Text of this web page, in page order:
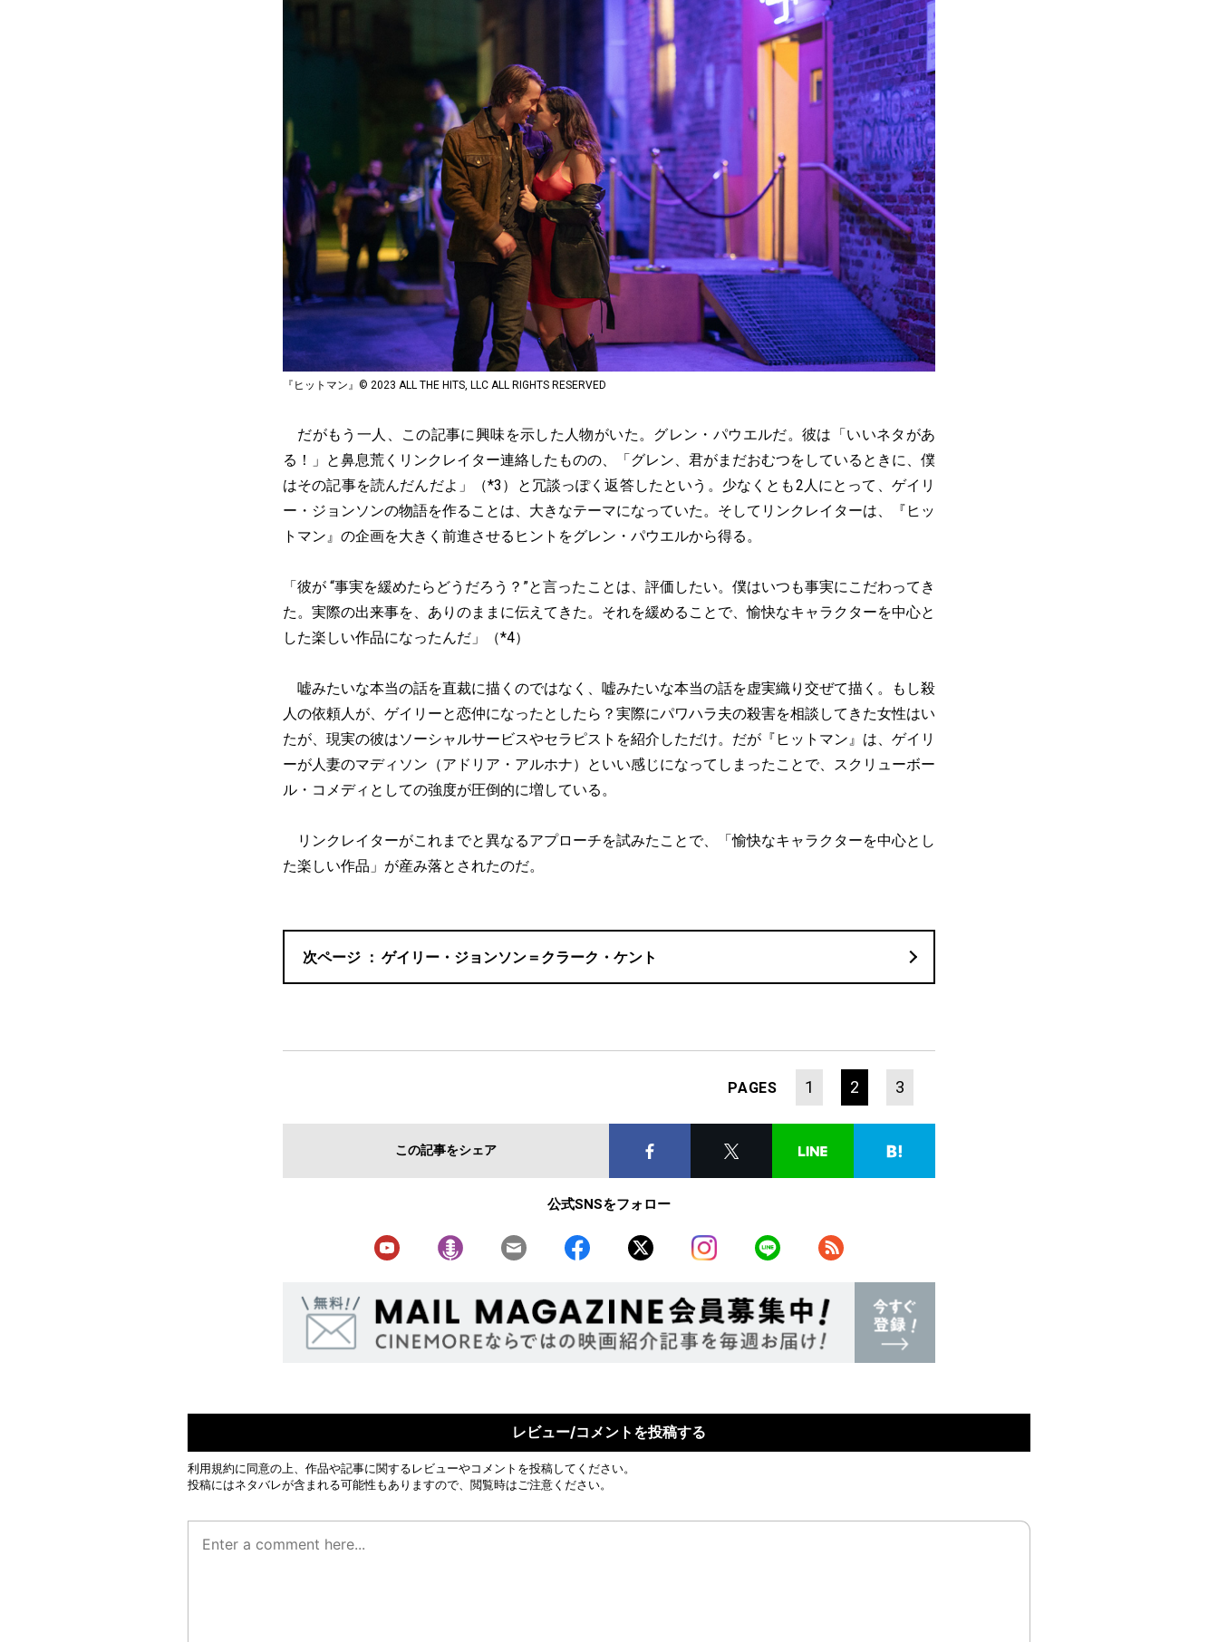
『ヒットマン』© 2023 ALL THE HITS, LLC ALL RIGHTS RESERVED
だがもう一人、この記事に興味を示した人物がいた。グレン・パウエルだ。彼は「いいネタがあ
る！」と鼻息荒くリンクレイター連絡したものの、「グレン、君がまだおむつをしているときに、僕
はその記事を読んだんだよ」（*3）と冗談っぽく返答したという。少なくとも2人にとって、ゲイリ
ー・ジョンソンの物語を作ることは、大きなテーマになっていた。そしてリンクレイターは、『ヒッ
トマン』の企画を大きく前進させるヒントをグレン・パウエルから得る。
「彼が “事実を緩めたらどうだろう？”と言ったことは、評価したい。僕はいつも事実にこだわってき
た。実際の出来事を、ありのままに伝えてきた。それを緩めることで、愉快なキャラクターを中心と
した楽しい作品になったんだ」（*4）
嘘みたいな本当の話を直裁に描くのではなく、嘘みたいな本当の話を虚実織り交ぜて描く。もし殺
人の依頼人が、ゲイリーと恋仲になったとしたら？実際にパワハラ夫の殺害を相談してきた女性はい
たが、現実の彼はソーシャルサービスやセラピストを紹介しただけ。だが『ヒットマン』は、ゲイリ
ーが人妻のマディソン（アドリア・アルホナ）といい感じになってしまったことで、スクリューボー
ル・コメディとしての強度が圧倒的に増している。
リンクレイターがこれまでと異なるアプローチを試みたことで、「愉快なキャラクターを中心とし
た楽しい作品」が産み落とされたのだ。
ゲイリー・ジョンソン＝クラーク・ケント
PAGES 1 2 3
この記事をシェア
公式SNSをフォロー
レビュー/コメントを投稿する
利用規約に同意の上、作品や記事に関するレビューやコメントを投稿してください。
投稿にはネタバレが含まれる可能性もありますので、閲覧時はご注意ください。